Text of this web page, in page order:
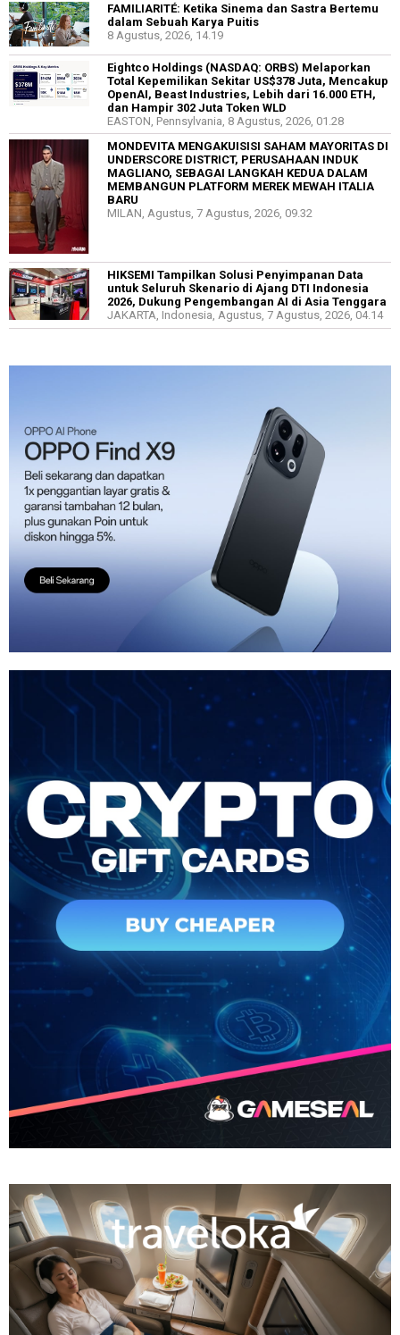
FAMILIARITÉ: Ketika Sinema dan Sastra Bertemu
dalam Sebuah Karya Puitis
8 Agustus, 2026, 14.19
Eightco Holdings (NASDAQ: ORBS) Melaporkan
Total Kepemilikan Sekitar US$378 Juta, Mencakup
OpenAI, Beast Industries, Lebih dari 16.000 ETH,
dan Hampir 302 Juta Token WLD
EASTON, Pennsylvania, 8 Agustus, 2026, 01.28
MONDEVITA MENGAKUISISI SAHAM MAYORITAS DI
UNDERSCORE DISTRICT, PERUSAHAAN INDUK
MAGLIANO, SEBAGAI LANGKAH KEDUA DALAM
MEMBANGUN PLATFORM MEREK MEWAH ITALIA
BARU
MILAN, Agustus, 7 Agustus, 2026, 09.32
HIKSEMI Tampilkan Solusi Penyimpanan Data
untuk Seluruh Skenario di Ajang DTI Indonesia
2026, Dukung Pengembangan AI di Asia Tenggara
JAKARTA, Indonesia, Agustus, 7 Agustus, 2026, 04.14